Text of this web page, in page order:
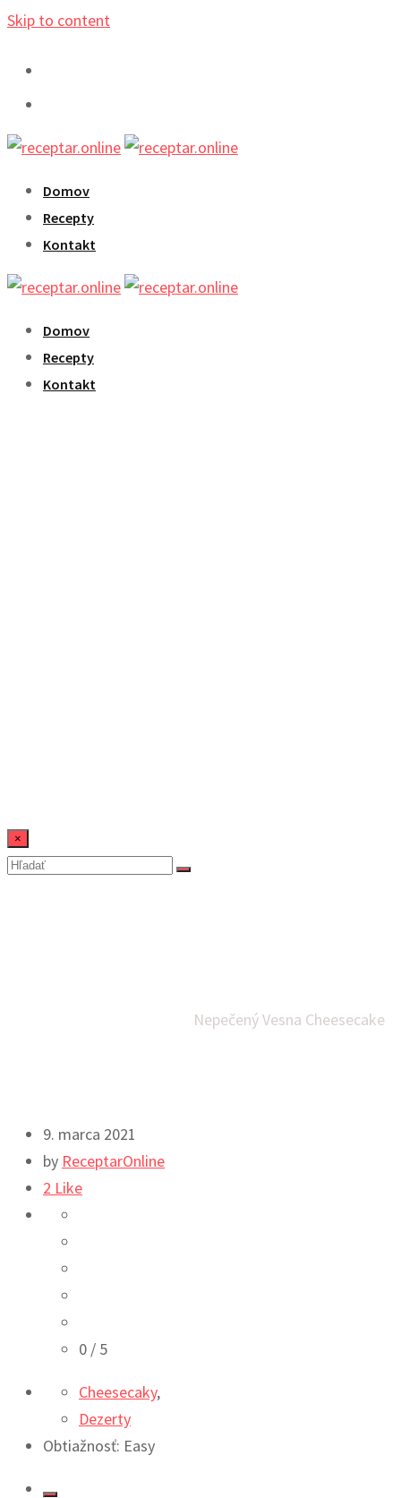
Skip to content
Domov
Recepty
Kontakt
Domov
Recepty
Kontakt
×
Nepečený Vesna Cheesecake
9. marca 2021
by ReceptarOnline
2 Like
0 / 5
Cheesecaky,
Dezerty
Obtiažnosť: Easy